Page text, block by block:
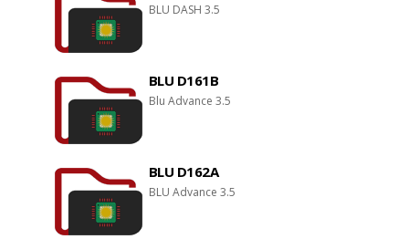
BLU DASH 3.5
BLU D161B
Blu Advance 3.5
BLU D162A
BLU Advance 3.5